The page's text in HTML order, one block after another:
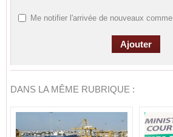
Me notifier l'arrivée de nouveaux
DANS LA MÊME RUBRIQUE :